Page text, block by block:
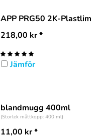
APP PRG50 2K-Plastlim
218,00 kr*
Jämför
blandmugg 400ml
(Storlek måttkopp: 400 ml)
11,00 kr*